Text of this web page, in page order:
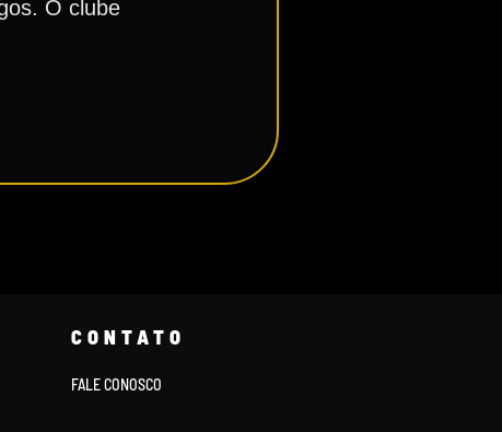
O clube
CONTATO
FALE CONOSCO